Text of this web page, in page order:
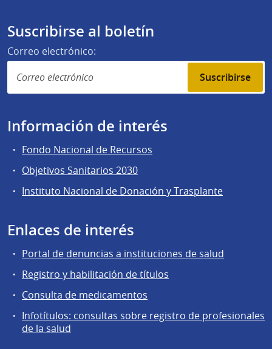
Suscribirse al boletín
Correo electrónico:
Suscribirse
Información de interés
Fondo Nacional de Recursos
Objetivos Sanitarios 2030
Instituto Nacional de Donación y Trasplante
Enlaces de interés
Portal de denuncias a instituciones de salud
Registro y habilitación de títulos
Consulta de medicamentos
Infotítulos: consultas sobre registro de profesionales
de la salud